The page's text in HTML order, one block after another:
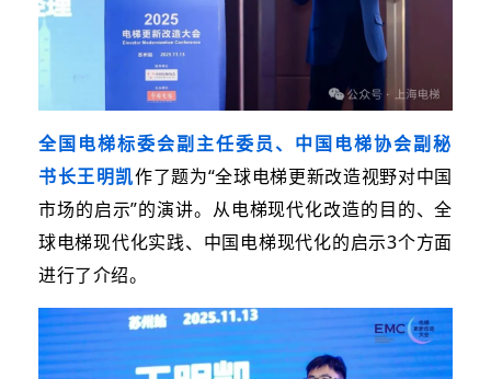
全国电梯标委会副主任委员、中国电梯协会副秘
书长王明凯作了题为“全球电梯更新改造视野对中国
市场的启示”的演讲。从电梯现代化改造的目的、全
球电梯现代化实践、中国电梯现代化的启示3个方面
进行了介绍。